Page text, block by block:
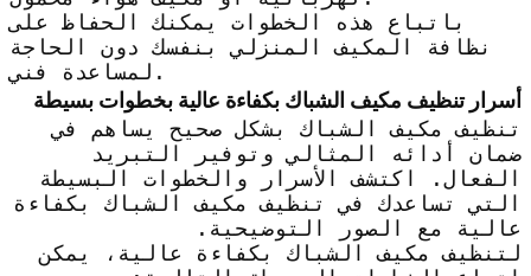
باتباع هذه الخطوات يمكنك الحفاظ على
نظافة المكيف المنزلي بنفسك دون الحاجة
لمساعدة فني.
أسرار تنظيف مكيف الشباك بكفاءة عالية بخطوات بسيطة
تنظيف مكيف الشباك بشكل صحيح يساهم في
ضمان أدائه المثالي وتوفير التبريد
الفعال. اكتشف الأسرار والخطوات البسيطة
التي تساعدك في تنظيف مكيف الشباك بكفاءة
عالية مع الصور التوضيحية.
لتنظيف مكيف الشباك بكفاءة عالية، يمكن